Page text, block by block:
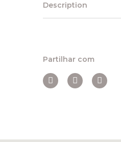
Description
Partilhar com